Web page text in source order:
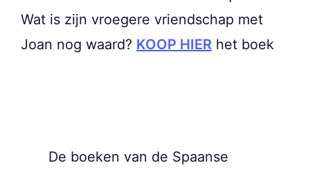
Wat is zijn vroegere vriendschap met
Joan nog waard? KOOP HIER het boek
De boeken van de Spaanse